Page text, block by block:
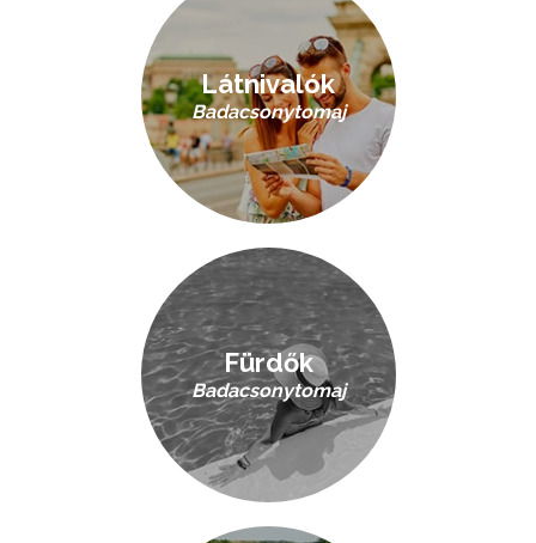
Látnivalók
Badacsonytomaj
Fürdők
Badacsonytomaj